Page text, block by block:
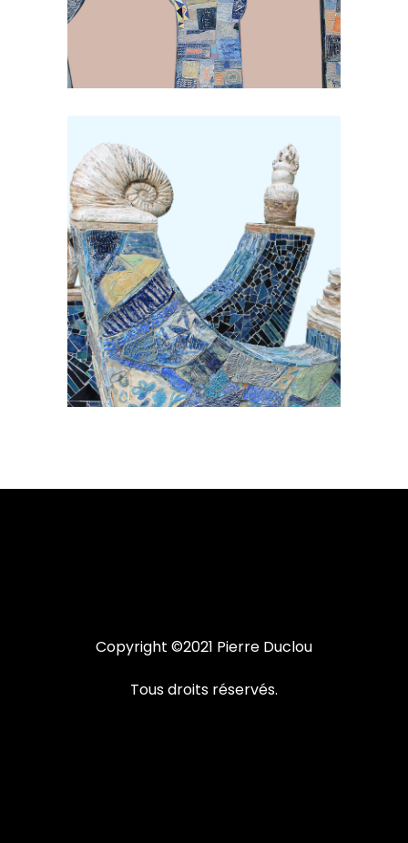
Donner la vie
Sculpture
Au fil de l’eau
Copyright ©2021 Pierre Duclou
Tous droits réservés.